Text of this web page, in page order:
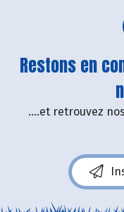
Restons en
....et retrouvez